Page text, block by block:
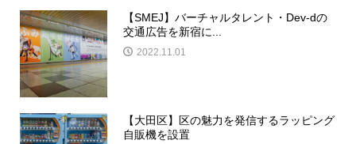
【SMEJ】バーチャルタレント・Dev-dの
交通広告を新宿に...
2022.11.01
【大田区】区の魅力を発信するラッピング
自販機を設置